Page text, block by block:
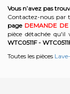
Vous n’avez pas
Contactez-nous par
page DEMANDE DE
pièce détachée
WTC0511F -
Toutes les pièces